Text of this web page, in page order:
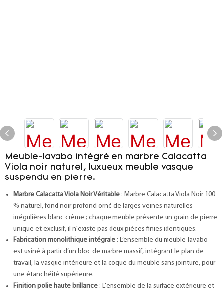
Meuble-lavabo intégré en marbre Calacatta
Viola noir naturel, luxueux meuble vasque
suspendu en pierre.
Marbre Calacatta Viola Noir Véritable: Marbre Calacatta Viola Noir 100
% naturel, fond noir profond orné de larges veines naturelles
irrégulières blanc crème ; chaque meuble présente un grain de pierre
unique et exclusif, il n'existe pas deux pièces finies identiques.
Fabrication monolithique intégrale: L’ensemble du meuble-lavabo
est usiné à partir d’un bloc de marbre massif, intégrant le plan de
travail, la vasque intérieure et la coque du meuble sans jointure, pour
une étanchéité supérieure.
Finition polie haute brillance: L'ensemble de la surface extérieure et